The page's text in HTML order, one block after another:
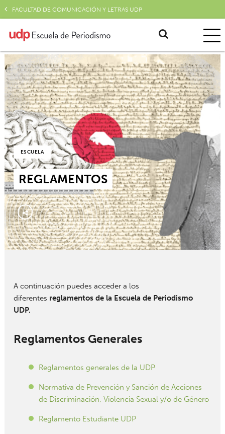
FACULTAD DE COMUNICACIÓN Y LETRAS UDP
ESCUELA
REGLAMENTOS
A continuación puedes acceder a los
diferentes reglamentos de la Escuela de Periodismo
UDP.
Reglamentos Generales
Reglamentos generales de la UDP
Normativa de Prevención y Sanción de Acciones
de Discriminación, Violencia Sexual y/o de Género
Reglamento Estudiante UDP